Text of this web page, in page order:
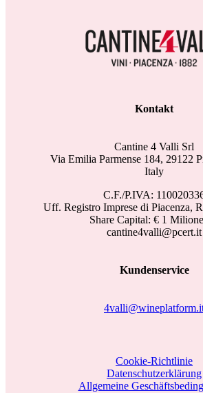
Kontakt
Cantine 4 Valli Srl
Via Emilia Parmense 184, 29122
Italy
C.F./P.IVA:
Uff. Registro Imprese di Piacenza,
Share Capital: € 1
cantine4valli@pcert.it
Kundenservice
Cookie-Richtlinie
Datenschutzerklärung
Allgemeine